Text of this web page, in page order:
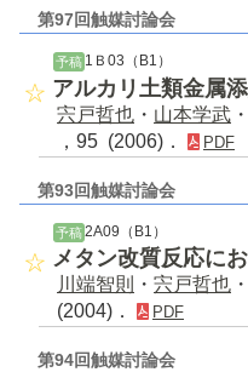
第97回触媒討論会
予稿 1Ｂ03（B1）
アルカリ土類金属
宍戸哲也 ・ 山本学武 ・
，95 (2006)．
PDF
第93回触媒討論会
予稿 2A09（B1）
メタン改質反応に
川端智則 ・ 宍戸哲也 ・
(2004)．
PDF
第94回触媒討論会